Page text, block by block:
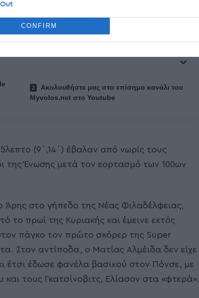
CONFIRM
και Ολυμπιακό η αναμέτρηση των
τους υποχρεώσεων.
Ακολουθήστε μας στο επίσημο κανάλι του
Myvolos.net στο Youtube
(9΄,14΄) έβαλαν από νωρίς τους
της Ένωσης μετά τον εορτασμό των 100ων
Άρης στο γήπεδο της Νέας Φιλαδέλφειας,
το πρωί της Κυριακής και έμεινε εκτός
πάγκο τον πρώτο σκόρερ της Super
Στον αντίποδα, ο Ματίας Αλμέιδα δεν είχε
έτσι έδωσε φανέλα βασικού στον Πόνσε, με
τους Γκατσίνοβιτς, Ελίασον στα «φτερά».